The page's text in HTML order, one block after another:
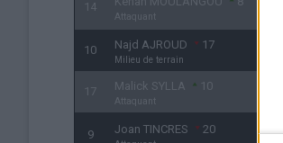
14
Attaquant
10 Najd AJROUD 17
Milieu de terrain
17 Malick SYLLA 10
Attaquant
9 Joan TINCRES 20